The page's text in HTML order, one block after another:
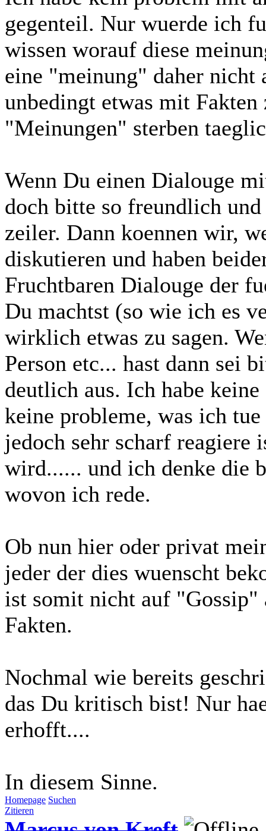
gegenteil. Nur wuerde ich
wissen worauf diese
eine "meinung" daher nicht
unbedingt etwas mit
"Meinungen" sterben
Wenn Du einen Dialouge
doch bitte so freundlich
zeiler. Dann koennen wir,
diskutieren und haben
Fruchtbaren Dialouge der
Du machtst (so wie ich es
wirklich etwas zu sagen.
Person etc... hast dann sei
deutlich aus. Ich habe
keine probleme, was ich
jedoch sehr scharf reagiere
wird...... und ich denke die
wovon ich rede.
Ob nun hier oder privat
jeder der dies wuenscht
ist somit nicht auf "Gossip"
Fakten.
Nochmal wie bereits
das Du kritisch bist! Nur
erhofft....
In diesem Sinne.
Homepage Suchen
Zitieren